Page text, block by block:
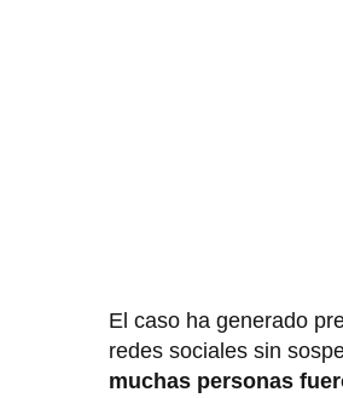
El caso ha generado
redes sociales sin
muchas personas